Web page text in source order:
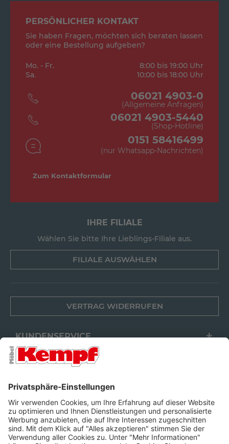
PERSÖNLICHER KONTAKT
Sie haben Fragen, möchten sich beraten lassen
oder eine Bestellung aufgeben?
Mo. - Fr.
8:00 bis 19:00 Uhr
Sa.
10:00 bis 18:00 Uhr
06021 4903-0
(Allgemeine Anfragen)
06021 4903-5440
(Shop-Hotline)
0151 58416499
(nur Whatsapp-Nachrichten)
Zum Kontaktformular
IHRE FILIALE
Wählen Sie bitte Ihre Lieblings-Filiale aus.
FILIALE AUSWÄHLEN
VERTRAG WIDERRUFEN
KUNDENSERVICE
FILIALEN
FOLGEN SIE UNS